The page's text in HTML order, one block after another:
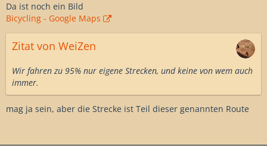
Da ist noch ein Bild
Bicycling - Google Maps
Zitat von WeiZen
Wir fahren zu 95% nur eigene Strecken, und keine von wem auch
immer.
mag ja sein, aber die Strecke ist Teil dieser genannten Route